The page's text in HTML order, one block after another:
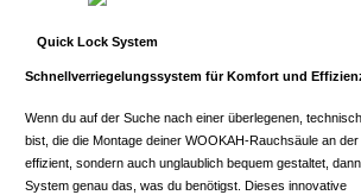
Quick Lock System
Schnellverriegelungssystem für Komfort und
Wenn du auf der Suche nach einer überlegenen,
bist, die die Montage deiner WOOKAH-Rauchsäule an
effizient, sondern auch unglaublich bequem gestaltet,
System genau das, was du benötigst. Dieses innovative